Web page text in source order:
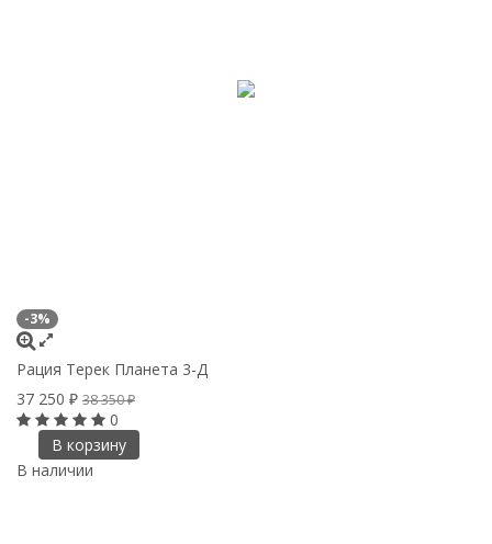
-3%
Рация Терек Планета 3-Д
37 250 ₽ 38 350₽
0
В корзину
В наличии